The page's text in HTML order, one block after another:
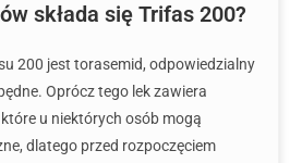
składa się Trifas 200?
200 jest torasemid, odpowiedzialny
Oprócz tego lek zawiera
u niektórych osób mogą
dlatego przed rozpoczęciem